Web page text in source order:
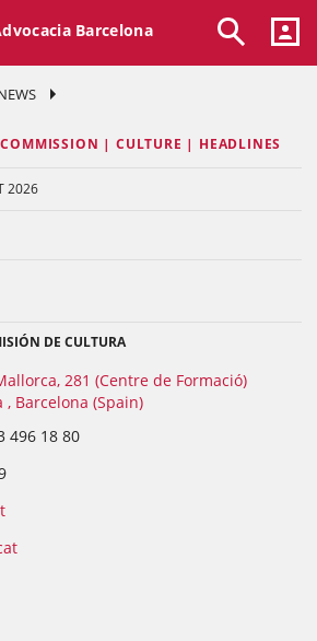
Barcelona
| CULTURE | HEADLINES
2026
DE CULTURA
281 (Centre de Formació)
, Barcelona (Spain)
496 18 80